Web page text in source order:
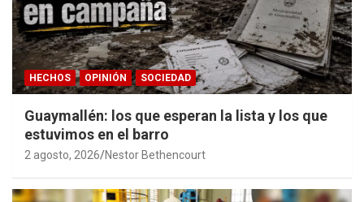
HECHOS OPINIÓN SOCIEDAD
Guaymallén: los que esperan la lista y los que
estuvimos en el barro
2 agosto, 2026 Nestor Bethencourt